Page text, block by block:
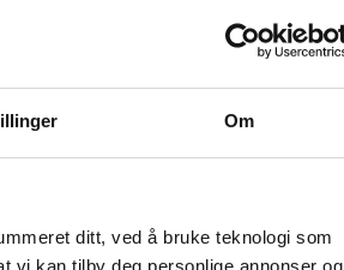
Om
ditt, ved å bruke teknologi som
vi kan tilby deg personlige annonser og